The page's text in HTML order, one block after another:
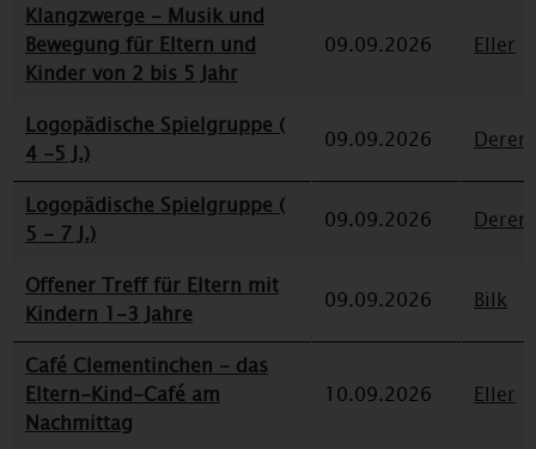
Klangzwerge - Musik und
Bewegung für Eltern und
Kinder von 2 bis 5 Jahr
09.09.2026 Eller
Logopädische Spielgruppe (
4 -5 J.)
09.09.2026
Logopädische Spielgruppe (
5 - 7 J.)
09.09.2026
Offener Treff für Eltern mit
Kindern 1-3 Jahre
09.09.2026 Bilk
Café Clementinchen - das
Eltern-Kind-Café am
Nachmittag
10.09.2026 Eller